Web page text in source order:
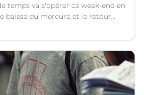
temps va s'opérer ce week-end en
baisse du mercure et le retour
départements.